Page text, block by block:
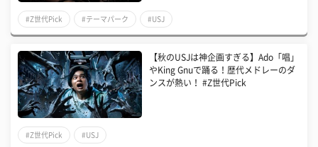
#Z世代Pick #テーマパーク #USJ
【秋のUSJは神企画すぎる】Ado「唱」
やKing Gnuで踊る！歴代メドレーのダ
ンスが熱い！ #Z世代Pick
#Z世代Pick #USJ